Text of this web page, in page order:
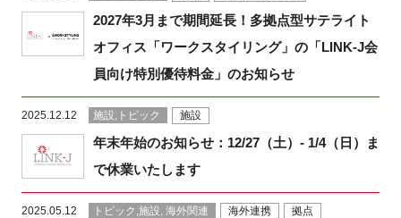
インタビュー・コラム
ニュース・掲示板
LINK-Jを知る
2027年3月まで期間延長！多拠点型サテライト
オフィス「ワークスタイリング」の「LINK-J会
員向け特別優待料金」のお知らせ
2025.12.12 施設,トピック 施設
年末年始のお知らせ：12/27（土）- 1/4（日）ま
で休業いたします
2025.05.12 トピック,施設, 海外関連 海外連携
拠点